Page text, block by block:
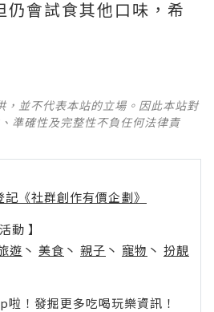
仍會試食其他口味，希
，並不代表本站的立場。因此本站對
準確性及完整性不負任何法律責
記《社群創作有價企劃》
動 】
遊 丶 美食 丶 親子 丶 寵物 丶 扮靚
！發掘更多吃喝玩樂資訊！